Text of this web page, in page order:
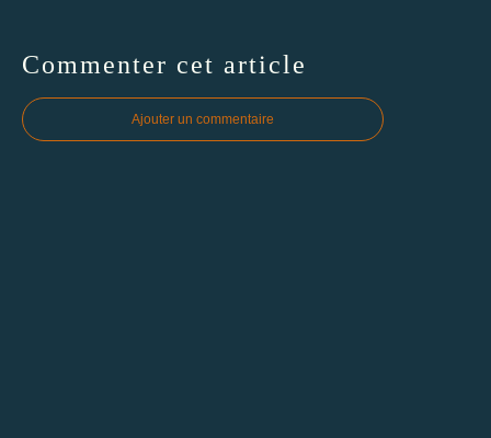
Commenter cet article
Ajouter un commentaire